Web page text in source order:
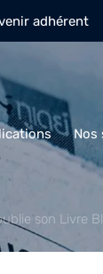
adhérent
Nos
son Livre